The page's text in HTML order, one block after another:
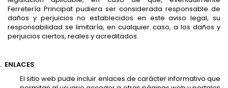
Ferretería Principat pudiera ser considerada responsable de
daños y perjuicios no establecidos en este aviso legal, su
responsabilidad se limitaría, en cualquier caso, a los daños y
perjuicios ciertos, reales y acreditados.
ENLACES
El sitio web pude incluir enlaces de carácter informativo que